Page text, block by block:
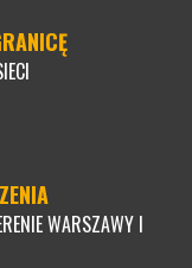
WARSZAWY I